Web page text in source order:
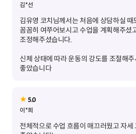
김*선
김유영 코치님께서는 처음에 상담하실 때
꼼꼼히 여쭈어보시고 수업을 계획해주셨
신체 상태에 따라 운동의 강도를 조절해
좋았습니다
5.0
이*희
전체적으로 수업 흐름이 매끄러웠고 자세